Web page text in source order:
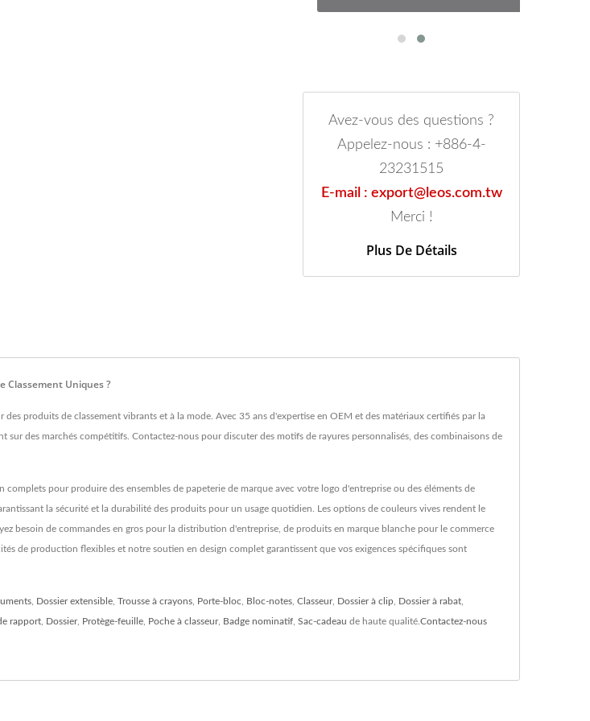
Avez-vous des questions ?
Appelez-nous : +886-4-
23231515
E-mail : export@leos.com.tw
Merci !
Plus De Détails
Classement Uniques ?
produits de classement vibrants et à la mode. Avec 35 ans d'expertise en OEM et des matériaux certifiés par la
des marchés compétitifs. Contactez-nous pour discuter des motifs de rayures personnalisés, des combinaisons de
pour produire des ensembles de papeterie de marque avec votre logo d'entreprise ou des éléments de
la sécurité et la durabilité des produits pour un usage quotidien. Les options de couleurs vives rendent le
besoin de commandes en gros pour la distribution d'entreprise, de produits en marque blanche pour le commerce
de production flexibles et notre soutien en design complet garantissent que vos exigences spécifiques sont
Dossier extensible Trousse à crayons Porte-bloc Bloc-notes Classeur, Dossier à clip Dossier à rabat
rapport Dossier, Protège-feuille Poche à classeur, Badge nominatif Sac-cadeau de haute qualité. Contactez-nous